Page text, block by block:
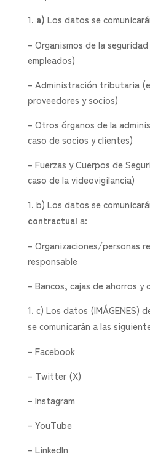
a) Los datos se
– Organismos de la
empleados)
– Administración tributaria
proveedores y socios)
– Otros órganos de la
caso de socios y clientes)
– Fuerzas y Cuerpos de
caso de la videovigilancia)
b) Los datos se
contractual a:
– Organizaciones/personas
responsable
– Bancos, cajas de ahorros y
c) Los datos (IMÁGENES)
se comunicarán a las
– Facebook
– Twitter (X)
– Instagram
– YouTube
– LinkedIn